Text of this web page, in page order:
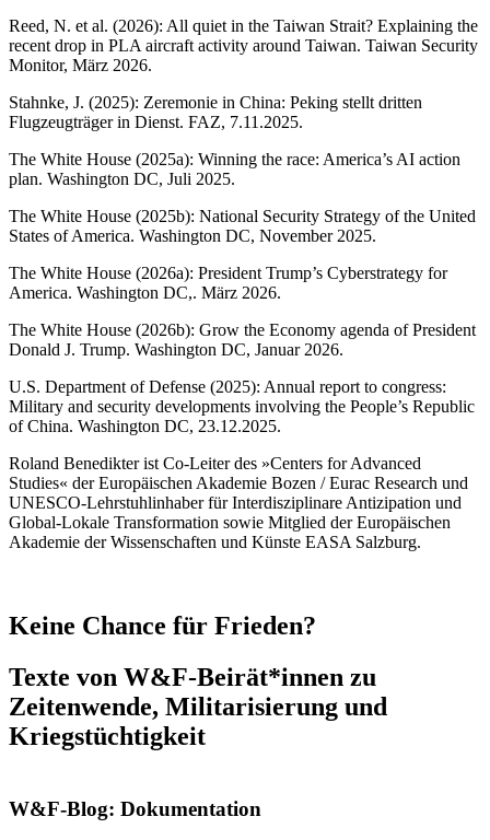
Reed, N. et al. (2026): All quiet in the Taiwan Strait? Explaining the
recent drop in PLA aircraft activity around Taiwan. Taiwan Security
Monitor, März 2026.
Stahnke, J. (2025): Zeremonie in China: Peking stellt dritten
Flugzeugträger in Dienst. FAZ, 7.11.2025.
The White House (2025a): Winning the race: America’s AI action
plan. Washington DC, Juli 2025.
The White House (2025b): National Security Strategy of the United
States of America. Washington DC, November 2025.
The White House (2026a): President Trump’s Cyberstrategy for
America. Washington DC,. März 2026.
The White House (2026b): Grow the Economy agenda of President
Donald J. Trump. Washington DC, Januar 2026.
U.S. Department of Defense (2025): Annual report to congress:
Military and security developments involving the People’s Republic
of China. Washington DC, 23.12.2025.
Roland Benedikterist Co-Leiter des »Centers for Advanced
Studies« der Europäischen Akademie Bozen / Eurac Research und
UNESCO-Lehrstuhlinhaber für Interdisziplinare Antizipation und
Global-Lokale Transformation sowie Mitglied der Europäischen
Akademie der Wissenschaften und Künste EASA Salzburg.
Keine Chance für Frieden?
Texte von W&F-Beirät*innen zu
Zeitenwende, Militarisierung und
Kriegstüchtigkeit
W&F-Blog: Dokumentation